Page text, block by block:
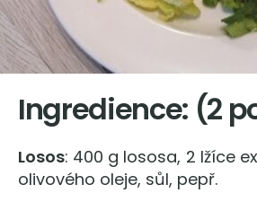
Ingredience: (2
Losos: 400 g lososa, 2 lžíce
olivového oleje, sůl, pepř.